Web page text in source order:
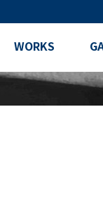
WORKS